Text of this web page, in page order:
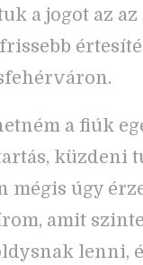
a jogot az
a fiúk
küzdeni
mégis úgy
amit
lenni,